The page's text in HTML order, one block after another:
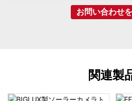
お問い合わせ
関連製